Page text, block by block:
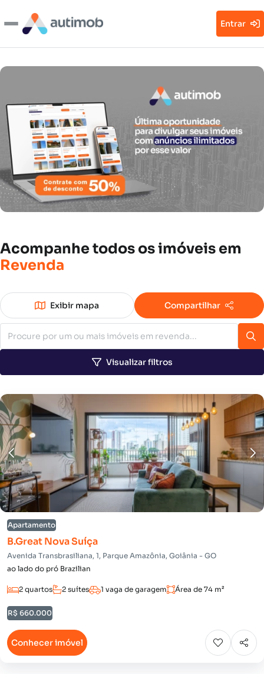
Entrar
Acompanhetodos osimóveis em
Revenda
Exibir mapa Compartilhar
Visualizar filtros
Apartamento
B.Great Nova Suíça
Avenida Transbrasiliana, 1, Parque Amazônia, Goiânia - GO
ao lado do pró Brazilian
2 quartos 2 suítes 1 vaga de garagem Área de 74 m²
R$ 660.000
Conhecer imóvel